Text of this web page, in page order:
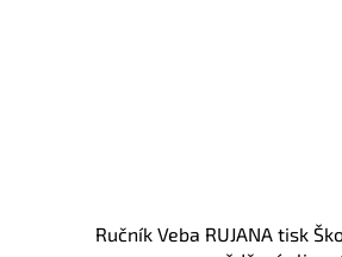
Ručník Veba RUJANA tisk